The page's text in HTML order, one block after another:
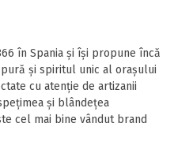
în Spania și își propune încă
și spiritul unic al orașului
cu atenție de artizanii
și blândețea
cel mai bine vândut brand